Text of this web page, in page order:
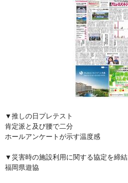
▼推しの日プレテスト
肯定派と及び腰で二分
ホールアンケートが示す温度感
▼災害時の施設利用に関する協定を締結
福岡県遊協